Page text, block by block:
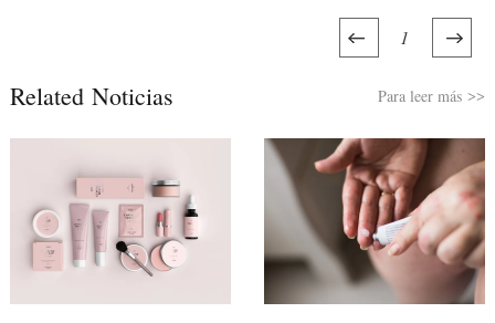
1
Related Noticias Para leer más>>